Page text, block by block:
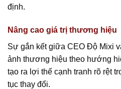
định.
Nâng cao giá trị thương hiệu
Sự gắn kết giữa CEO Độ Mixi
ảnh thương hiệu theo hướng
tạo ra lợi thế cạnh tranh rõ rệt
tục thay đổi.